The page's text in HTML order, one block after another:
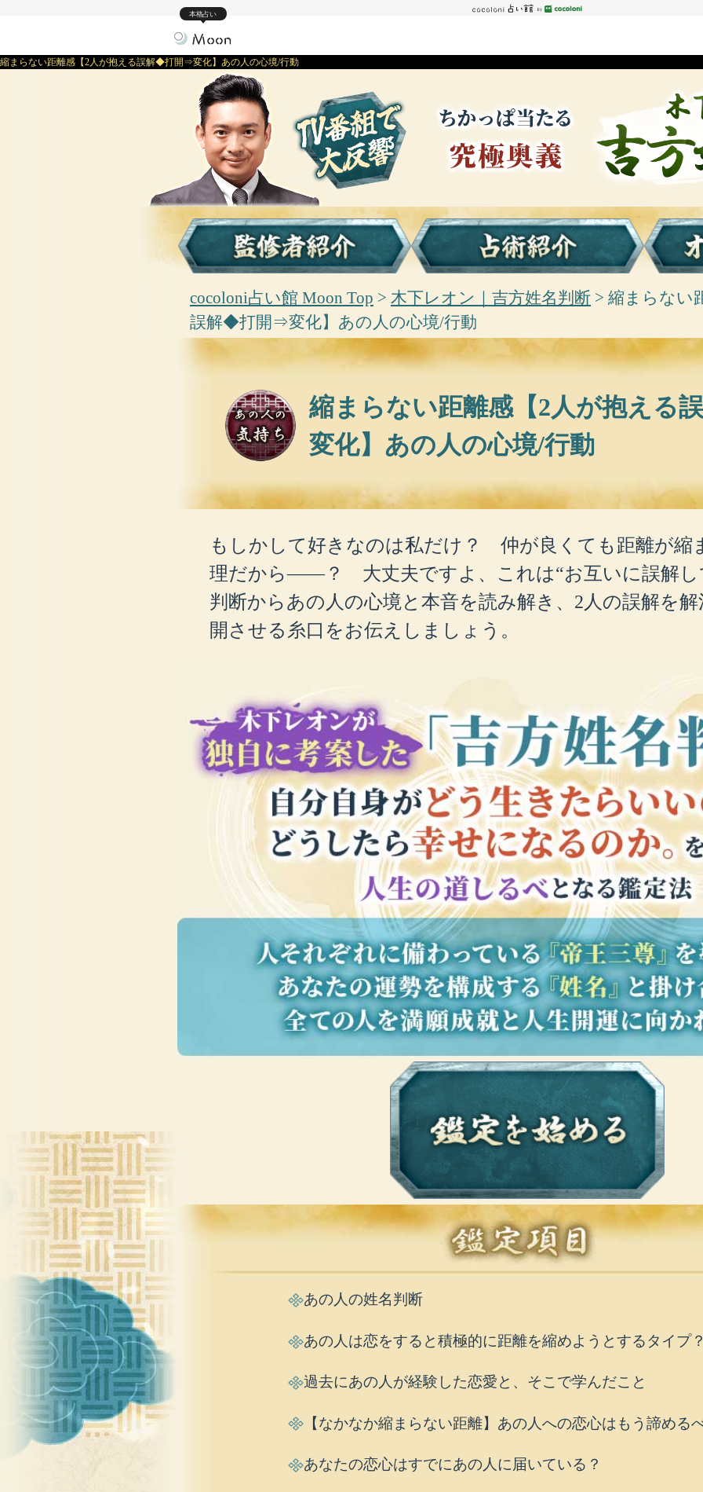
本格占い
縮まらない距離感【2人が抱える誤解◆打開⇒変化】あの人の心境/行動
cocoloni占い館 Moon Top > 木下レオン｜吉方姓名判断 > 縮まらない
誤解◆打開⇒変化】あの人の心境/行動
縮まらない距離感【2人が抱える
変化】あの人の心境/行動
もしかして好きなのは私だけ？ 仲が良くても距離が縮
理だから――？ 大丈夫ですよ、これは“お互いに誤解し
判断からあの人の心境と本音を読み解き、2人の誤解を
開させる糸口をお伝えしましょう。
あの人の姓名判断
あの人は恋をすると積極的に距離を縮めようとするタイプ
過去にあの人が経験した恋愛と、そこで学んだこと
【なかなか縮まらない距離】あの人への恋心はもう諦める
あなたの恋心はすでにあの人に届いている？